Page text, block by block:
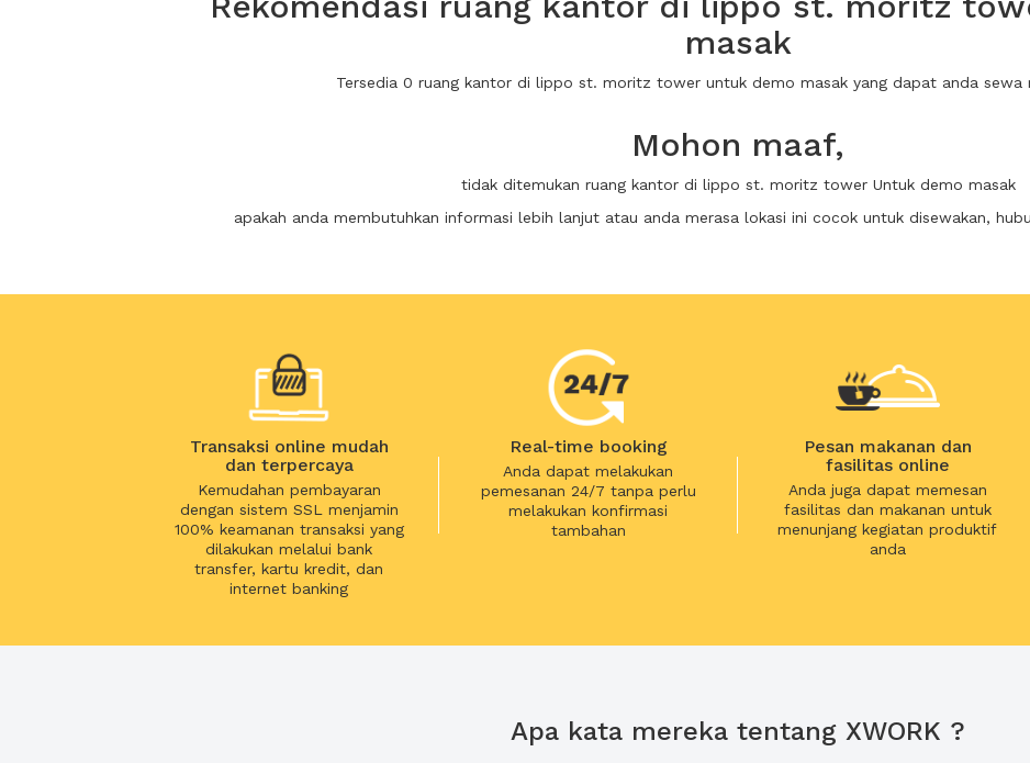
masak
Tersedia 0 ruang kantor di lippo st. moritz tower untuk demo masak yang dapat anda sewa
Mohon maaf,
tidak ditemukan ruang kantor di lippo st. moritz tower Untuk demo masak
apakah anda membutuhkan informasi lebih lanjut atau anda merasa lokasi ini cocok untuk disewakan,
Transaksi online mudah
dan terpercaya
Kemudahan pembayaran
dengan sistem SSL menjamin
100% keamanan transaksi yang
dilakukan melalui bank
transfer, kartu kredit, dan
internet banking
Real-time booking
Anda dapat melakukan
pemesanan 24/7 tanpa perlu
melakukan konfirmasi
tambahan
Pesan makanan dan
fasilitas online
Anda juga dapat memesan
fasilitas dan makanan untuk
menunjang kegiatan produktif
anda
Apa kata mereka tentang XWORK ?